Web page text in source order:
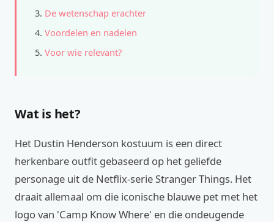
De wetenschap erachter
Voordelen en nadelen
Voor wie relevant?
Wat is het?
Het Dustin Henderson kostuum is een direct
herkenbare outfit gebaseerd op het geliefde
personage uit de Netflix-serie Stranger Things. Het
draait allemaal om die iconische blauwe pet met het
logo van 'Camp Know Where' en die ondeugende